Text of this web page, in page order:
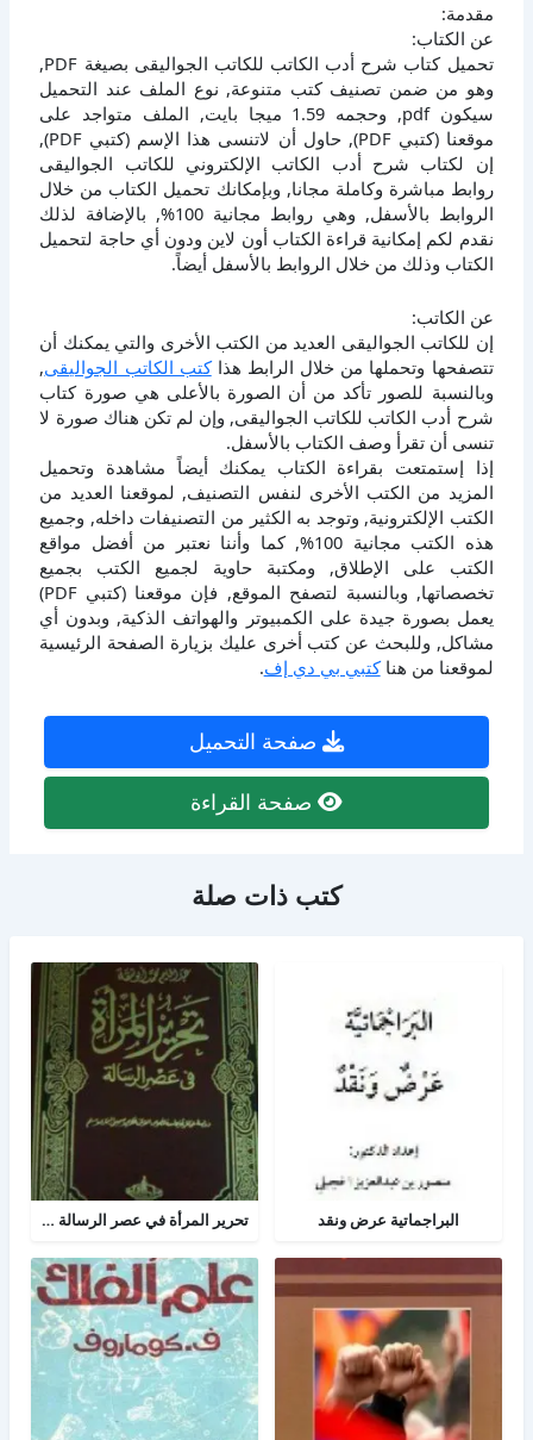
مقدمة:
عن الكتاب:
تحميل كتاب شرح أدب الكاتب للكاتب الجواليقى بصيغة PDF,
وهو من ضمن تصنيف كتب متنوعة, نوع الملف عند التحميل
سيكون pdf, وحجمه 1.59 ميجا بايت, الملف متواجد على
موقعنا (كتبي PDF), حاول أن لاتنسى هذا الإسم (كتبي PDF),
إن لكتاب شرح أدب الكاتب الإلكتروني للكاتب الجواليقى
روابط مباشرة وكاملة مجانا, وبإمكانك تحميل الكتاب من خلال
الروابط بالأسفل, وهي روابط مجانية 100%, بالإضافة لذلك
نقدم لكم إمكانية قراءة الكتاب أون لاين ودون أي حاجة لتحميل
الكتاب وذلك من خلال الروابط بالأسفل أيضاً.
عن الكاتب:
إن للكاتب الجواليقى العديد من الكتب الأخرى والتي يمكنك أن
تتصفحها وتحملها من خلال الرابط هذاكتب الكاتب الجواليقى,
وبالنسبة للصور تأكد من أن الصورة بالأعلى هي صورة كتاب
شرح أدب الكاتب للكاتب الجواليقى, وإن لم تكن هناك صورة لا
تنسى أن تقرأ وصف الكتاب بالأسفل.
إذا إستمتعت بقراءة الكتاب يمكنك أيضاً مشاهدة وتحميل
المزيد من الكتب الأخرى لنفس التصنيف, لموقعنا العديد من
الكتب الإلكترونية, وتوجد به الكثير من التصنيفات داخله, وجميع
هذه الكتب مجانية 100%, كما وأننا نعتبر من أفضل مواقع
الكتب على الإطلاق, ومكتبة حاوية لجميع الكتب بجميع
تخصصاتها, وبالنسبة لتصفح الموقع, فإن موقعنا (كتبي PDF)
يعمل بصورة جيدة على الكمبيوتر والهواتف الذكية, وبدون أي
مشاكل, وللبحث عن كتب أخرى عليك بزيارة الصفحة الرئيسية
لموقعنا من هناكتبي بي دي إف.
صفحة التحميل
صفحة القراءة
كتب ذات صلة
البراجماتية عرض ونقد تحرير المرأة في عصر الرسالة جــ 2